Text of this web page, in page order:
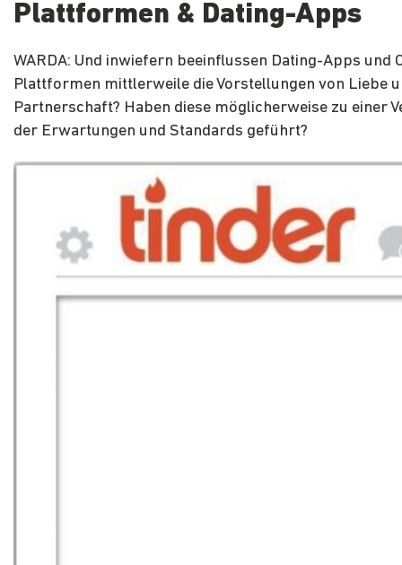
Plattformen & Dating-Apps
WARDA: Und inwiefern beeinflussen Dating-Apps und
Plattformen mittlerweile die Vorstellungen von Liebe
Partnerschaft? Haben diese möglicherweise zu einer
der Erwartungen und Standards geführt?